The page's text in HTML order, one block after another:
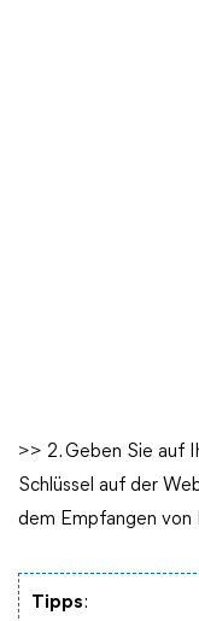
>> 2. Geben Sie auf
Schlüssel auf der
dem Empfangen von
Tipps: